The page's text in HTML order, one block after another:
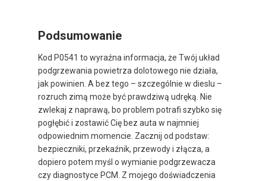
Podsumowanie
Kod P0541 to wyraźna informacja, że Twój układ
podgrzewania powietrza dolotowego nie działa,
jak powinien. A bez tego – szczególnie w dieslu –
rozruch zimą może być prawdziwą udręką. Nie
zwlekaj z naprawą, bo problem potrafi szybko się
pogłębić i zostawić Cię bez auta w najmniej
odpowiednim momencie. Zacznij od podstaw:
bezpieczniki, przekaźnik, przewody i złącza, a
dopiero potem myśl o wymianie podgrzewacza
czy diagnostyce PCM. Z mojego doświadczenia